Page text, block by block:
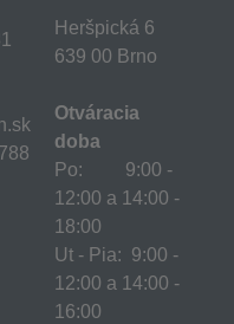
Heršpická 6
639 00 Brno
Otváracia
doba
Po: 9:00 -
12:00 a 14:00 -
18:00
Ut - Pia: 9:00 -
12:00 a 14:00 -
16:00